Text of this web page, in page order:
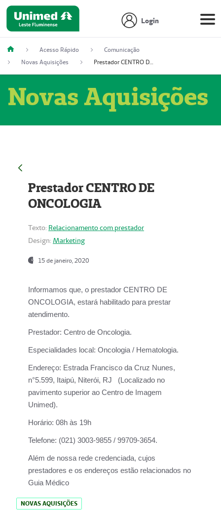
Login
Acesso Rápido
Comunicação
Novas Aquisições
Prestador CENTRO DE ONCOLOGIA
Novas Aquisições
Prestador CENTRO DE
ONCOLOGIA
Texto: Relacionamento com prestador
Design: Marketing
15 de janeiro, 2020
Informamos que, o prestador CENTRO DE
ONCOLOGIA, estará habilitado para prestar
atendimento.
Prestador: Centro de Oncologia.
Especialidades local: Oncologia / Hematologia.
Endereço: Estrada Francisco da Cruz Nunes,
n°5.599, Itaipú, Niterói, RJ (Localizado no
pavimento superior ao Centro de Imagem
Unimed).
Horário: 08h às 19h
Telefone: (021) 3003-9855 / 99709-3654.
Além de nossa rede credenciada, cujos
prestadores e os endereços estão relacionados no
Guia Médico
NOVAS AQUISIÇÕES